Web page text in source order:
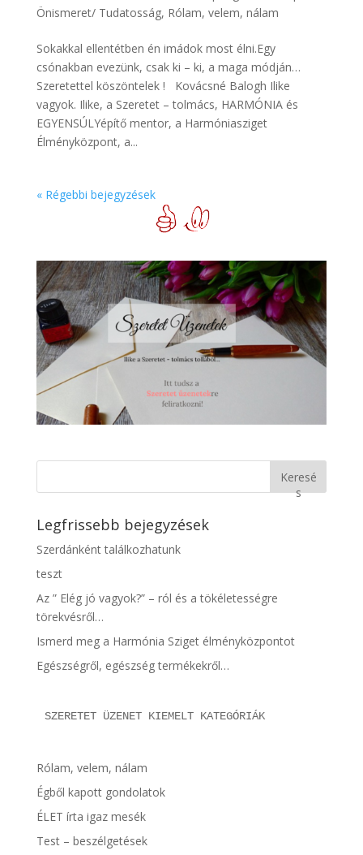
Önismeret/ Tudatosság, Rólam, velem, nálam
Sokakkal ellentétben én imádok most élni.Egy
csónakban evezünk, csak ki – ki, a maga módján…
Szeretettel köszöntelek ! Kovácsné Balogh Ilike
vagyok. Ilike, a Szeretet – tolmács, HARMÓNIA és
EGYENSÚLYépítő mentor, a Harmóniasziget
Élményközpont, a...
« Régebbi bejegyzések
Keresé
s
Legfrissebb bejegyzések
Szerdánként találkozhatunk
teszt
Az ” Elég jó vagyok?” – ról és a tökéletességre
törekvésről…
Ismerd meg a Harmónia Sziget élményközpontot
Egészségről, egészség termékekről…
SZERETET ÜZENET KIEMELT KATEGÓRIÁK
Rólam, velem, nálam
Égből kapott gondolatok
ÉLET írta igaz mesék
Test – beszélgetések